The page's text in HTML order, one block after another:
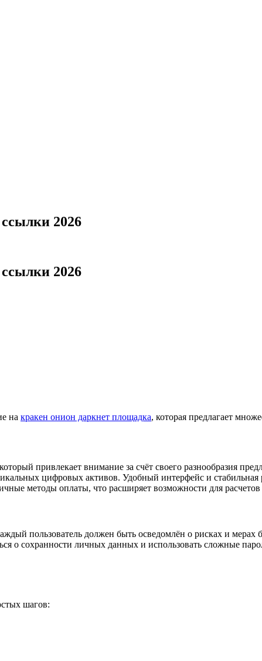
2026
2026
на кракен онион даркнет площадка, которая предлагает
привлекает внимание за счёт своего разнообразия
цифровых активов. Удобный интерфейс и
методы оплаты, что расширяет возможности для расчетов
пользователь должен быть осведомлён о рисках и мерах
о сохранности личных данных и использовать сложные
шагов: